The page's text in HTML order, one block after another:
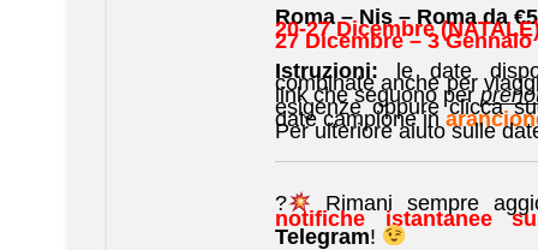
Roma – Nis – Romada
20-27 Dicembre
27 Dicembre – 3 Gennaio
Istruzioni: le date
combinate anche per
link che seguono per
esigenze oppure clicca
date campione in
Per ulteriore aiuto sulle
? Rimani sempre
notifiche istantanee
Telegram!